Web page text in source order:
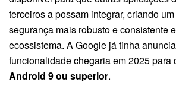
terceiros a possam integrar, criando
segurança mais robusto e consistente
ecossistema. A Google já tinha
funcionalidade chegaria em 2025 para
Android 9 ou superior.